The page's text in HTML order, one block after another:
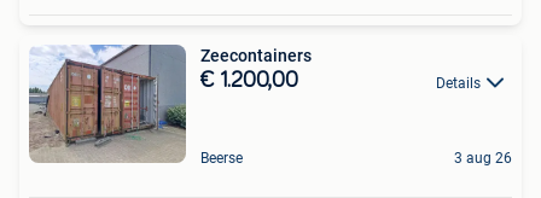
Zeecontainers
€ 1.200,00 Details
Beerse 3 aug 26